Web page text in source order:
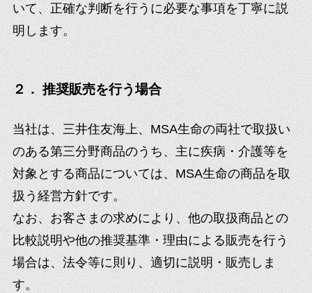
いて、正確な判断を行うに必要な事項を丁寧に説
明します。
２． 推奨販売を行う場合
当社は、三井住友海上、MSA生命の両社で取扱い
のある第三分野商品のうち、主に疾病・介護等を
対象とする商品については、MSA生命の商品を取
扱う経営方針です。
なお、お客さまの求めにより、他の取扱商品との
比較説明や他の推奨基準・理由による販売を行う
場合は、法令等に則り、適切に説明・販売しま
す。